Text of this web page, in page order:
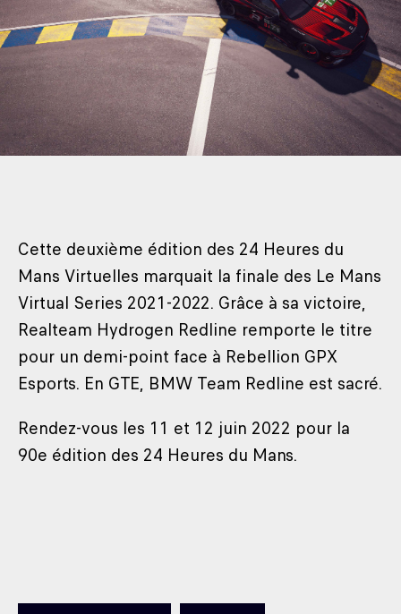
Cette deuxième édition des 24 Heures du
Mans Virtuelles marquait la finale des Le Mans
Virtual Series 2021-2022. Grâce à sa victoire,
Realteam Hydrogen Redline remporte le titre
pour un demi-point face à Rebellion GPX
Esports. En GTE, BMW Team Redline est sacré.
Rendez-vous les 11 et 12 juin 2022 pour la
90e édition des 24 Heures du Mans.